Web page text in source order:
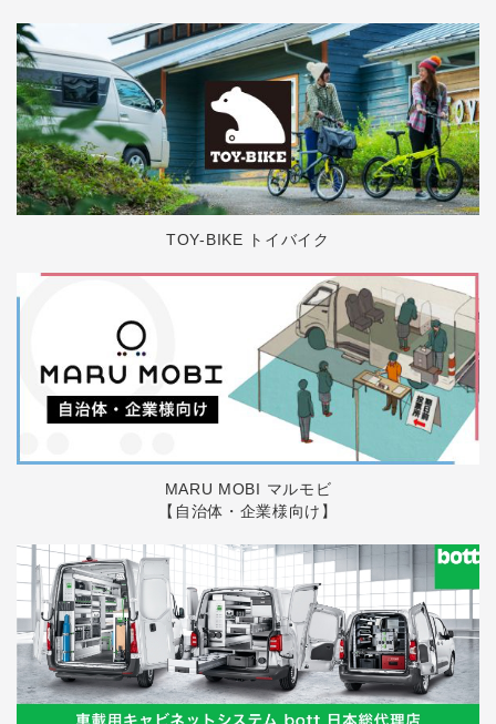
TOY-BIKE トイバイク
MARU MOBI マルモビ
【自治体・企業様向け】